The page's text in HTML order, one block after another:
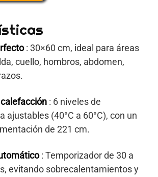
: 30×60 cm, ideal para áreas
cuello, hombros, abdomen,
: 6 niveles de
ajustables (40°C a 60°C), con un
de 221 cm.
: Temporizador de 30 a
evitando sobrecalentamientos y